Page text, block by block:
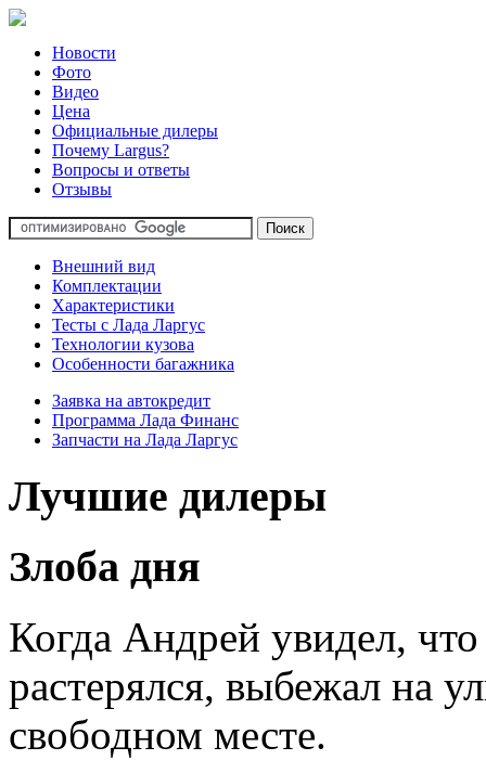
Новости
Фото
Видео
Цена
Официальные дилеры
Почему Largus?
Вопросы и ответы
Отзывы
Внешний вид
Комплектации
Характеристики
Тесты с Лада Ларгус
Технологии кузова
Особенности багажника
Заявка на автокредит
Программа Лада Финанс
Запчасти на Лада Ларгус
Лучшие дилеры
Злоба дня
Когда Андрей увидел,
растерялся, выбежал на
свободном месте.